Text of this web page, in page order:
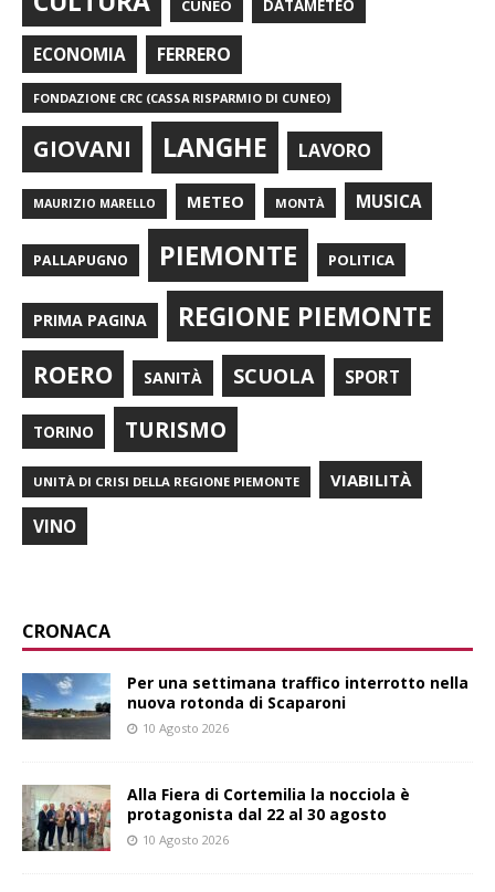
CUNEO DATAMETEO
ECONOMIA FERRERO
FONDAZIONE CRC (CASSA RISPARMIO DI CUNEO)
GIOVANI LANGHE LAVORO
MAURIZIO MARELLO METEO MONTÀ MUSICA
PALLAPUGNO PIEMONTE POLITICA
PRIMA PAGINA REGIONE PIEMONTE
ROERO SANITÀ SCUOLA SPORT
TORINO TURISMO
UNITÀ DI CRISI DELLA REGIONE PIEMONTE VIABILITÀ
VINO
CRONACA
Per una settimana traffico interrotto nella
nuova rotonda di Scaparoni
10 Agosto 2026
Alla Fiera di Cortemilia la nocciola è
protagonista dal 22 al 30 agosto
10 Agosto 2026